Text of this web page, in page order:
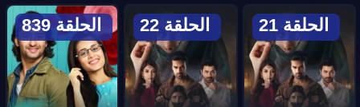
الحلقة 21 الحلقة 22 الحلقة 839